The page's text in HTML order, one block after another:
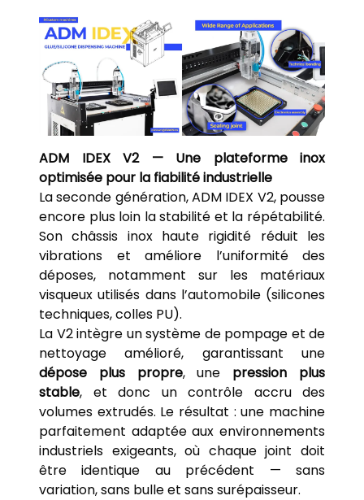
ADM IDEX V2 — Une plateforme inox
optimisée pour la fiabilité industrielle
La seconde génération, ADM IDEX V2, pousse
encore plus loin la stabilité et la répétabilité.
Son châssis inox haute rigidité réduit les
vibrations et améliore l’uniformité des
déposes, notamment sur les matériaux
visqueux utilisés dans l’automobile (silicones
techniques, colles PU).
La V2 intègre un système de pompage et de
nettoyage amélioré, garantissant une
dépose plus propre, une pression plus
stable, et donc un contrôle accru des
volumes extrudés. Le résultat : une machine
parfaitement adaptée aux environnements
industriels exigeants, où chaque joint doit
être identique au précédent — sans
variation, sans bulle et sans surépaisseur.